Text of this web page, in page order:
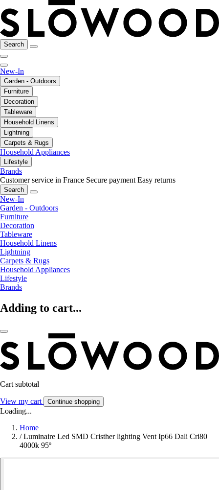
Search
New-In
Garden - Outdoors
Furniture
Decoration
Tableware
Household Linens
Lightning
Carpets & Rugs
Household Appliances
Lifestyle
Brands
Customer service in France Secure payment Easy returns
Search
New-In
Garden - Outdoors
Furniture
Decoration
Tableware
Household Linens
Lightning
Carpets & Rugs
Household Appliances
Lifestyle
Brands
Adding to cart...
Cart subtotal
View my cart Continue shopping
Loading...
Home
/ Luminaire Led SMD Cristher lighting Vent Ip66 Dali Cri80
4000k 95º